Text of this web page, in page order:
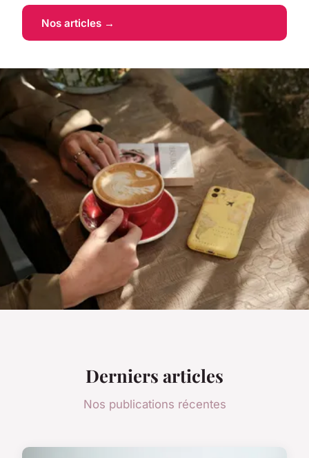
Nos articles →
Derniers articles
Nos publications récentes